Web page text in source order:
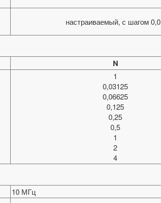
настраиваемый, с шагом
N
1
0,03125
0,06625
0,125
0,25
0,5
1
2
4
10 МГц